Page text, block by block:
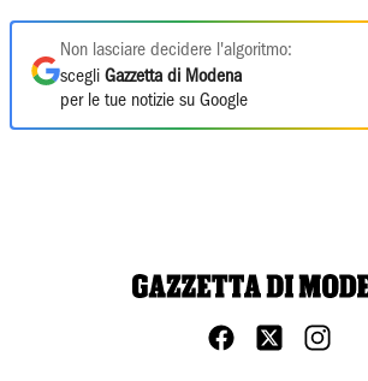
Non lasciare decidere l'algoritmo:
scegli Gazzetta di Modena
per le tue notizie su Google